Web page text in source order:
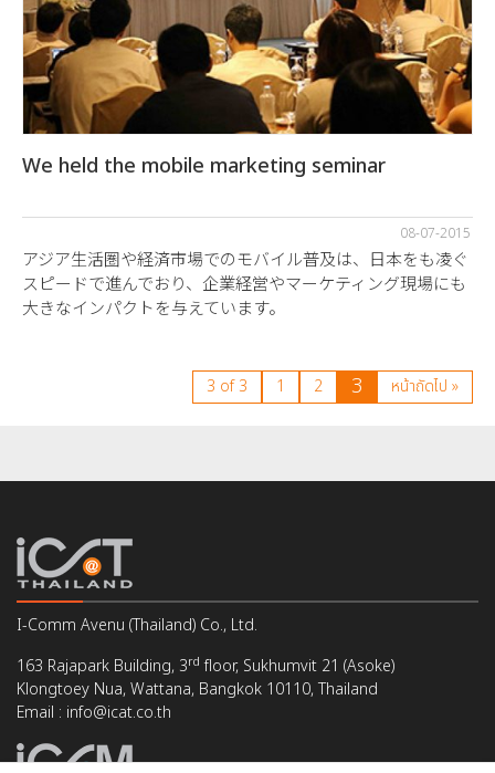
We held the mobile marketing seminar
08-07-2015
アジア生活圏や経済市場でのモバイル普及は、日本をも凌ぐ
スピードで進んでおり、企業経営やマーケティング現場にも
大きなインパクトを与えています。
3 of 3 1 2 3 หน้าถัดไป »
I-Comm Avenu (Thailand) Co., Ltd.
163 Rajapark Building, 3rd floor, Sukhumvit 21 (Asoke)
Klongtoey Nua, Wattana, Bangkok 10110, Thailand
Email : info@icat.co.th